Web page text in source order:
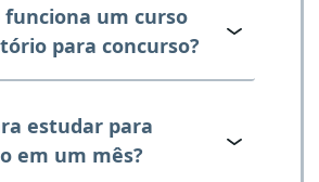
funciona um curso
para concurso?
estudar para
em um mês?